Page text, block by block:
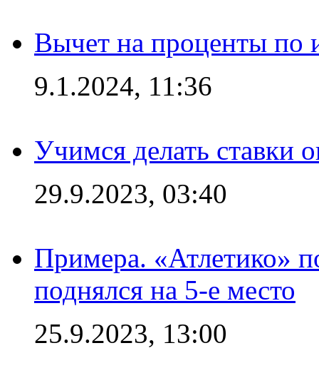
Вычет на проценты по
9.1.2024, 11:36
Учимся делать ставки
29.9.2023, 03:40
Примера. «Атлетико»
поднялся на 5-е место
25.9.2023, 13:00